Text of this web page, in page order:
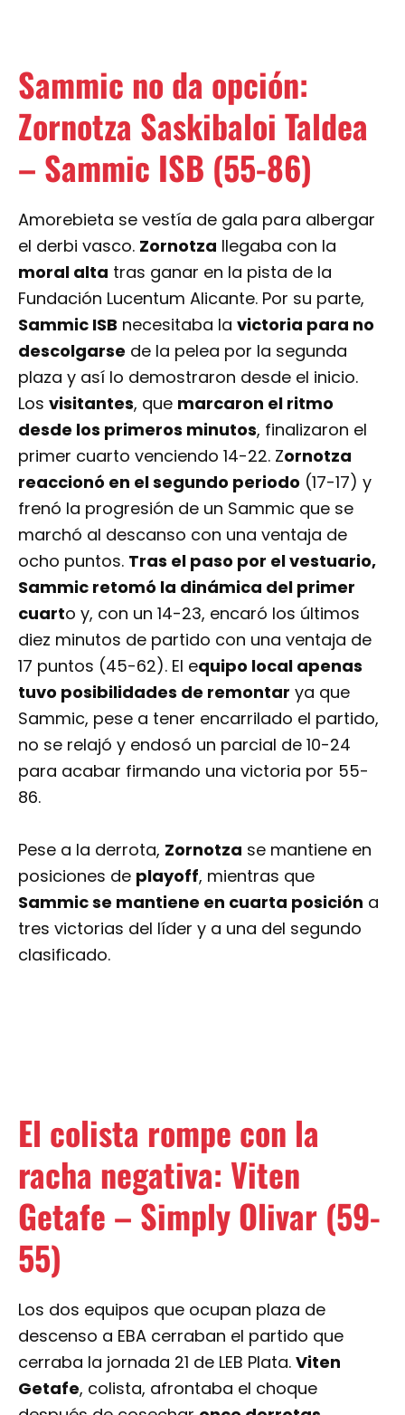
Zornotza Saskibaloi Taldea
– Sammic ISB (55-86)
Amorebieta se vestía de gala para albergar
el derbi vasco.Zornotzallegaba con la
Fundación Lucentum Alicante. Por su parte,
Sammic ISBnecesitaba lavictoria para no
descolgarse de la pelea por la segunda
plaza y así lo demostraron desde el inicio.
Losvisitantes, quemarcaron el ritmo
desde los primeros minutos , finalizaron el
primer cuarto venciendo 14-22. Zornotza
reaccionó en el segundo periodo(17-17) y
frenó la progresión de un Sammic que se
marchó al descanso con una ventaja de
ocho puntos.Tras el paso por el vestuario,
Sammic retomó la dinámica del primer
cuart o y, con un 14-23, encaró los últimos
diez minutos de partido con una ventaja de
17 puntos (45-62). El equipo local apenas
tuvo posibilidades de remontarya que
Sammic, pese a tener encarrilado el partido,
no se relajó y endosó un parcial de 10-24
para acabar firmando una victoria por 55-
86.
Pese a la derrota,Zornotza se mantiene en
posiciones de
tres victorias del líder y a una del segundo
clasificado.
racha negativa: Viten
Getafe – Simply Olivar (59-
55)
Los dos equipos que ocupan plaza de
descenso a EBA cerraban el partido que
Getafe , colista, afrontaba el choque
después de cosecharonce derrotas
consecutivas , mientras que Simply Olivar
tras perder ante Club Bàsquet Tarragona,